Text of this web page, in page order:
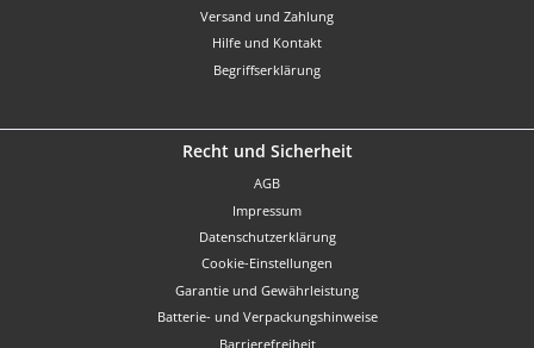
Versand und Zahlung
Hilfe und Kontakt
Begriffserklärung
Recht und Sicherheit
AGB
Impressum
Datenschutzerklärung
Cookie-Einstellungen
Garantie und Gewährleistung
Batterie- und Verpackungshinweise
Barrierefreiheit